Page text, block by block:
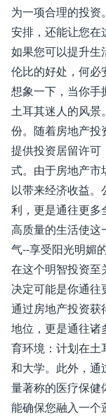
为一项合理的投
安排，还能让您在
如果您可以提升生
伦比的好处，何必
想象一下，当你手
土耳其迷人的风景
份。随着房地产投
提供投资居留许可
式。由于房地产市
以带来经济收益。
利，更是通往更多
高质量的生活使这
气--享受阳光明媚
在这个明智投资至
决定可能是你通往
通过房地产投资获
地位，更是通往诸
育环境：计划在土
和大学。此外，通
量著称的医疗保健
能确保您融入一个